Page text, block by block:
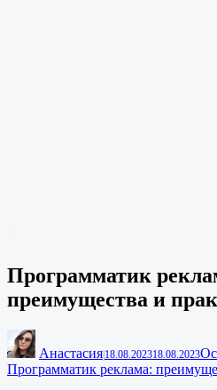
Программатик
преимущества и
Анастасия 18.08.202318.08.2023
Программатик реклама: